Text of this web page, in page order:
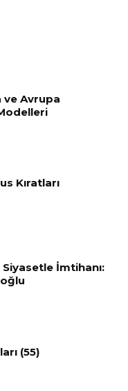
ve Avrupa
Kıratları
İmtihanı:
(55)